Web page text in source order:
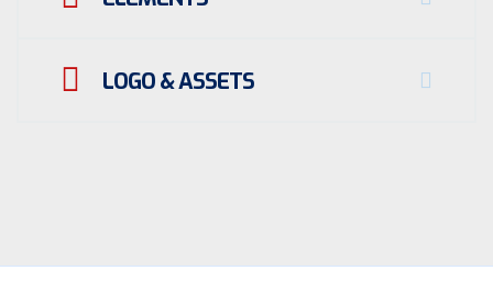
LOGO & ASSETS